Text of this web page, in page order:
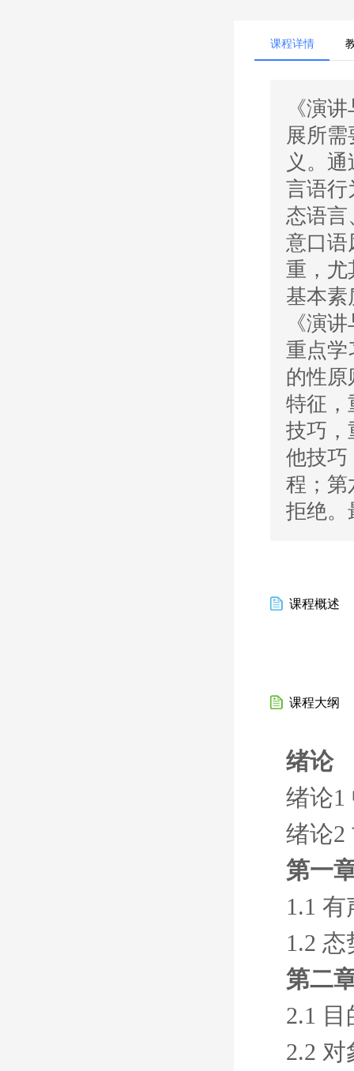
课程详情
《演
展所
义。
言语行
态语言
意口语
重，尤
基本素
《演
重点学
的性原
特征，
技巧，
他技巧
程；第
拒绝。
课程概述
课程大纲
绪论
绪论1
绪论2
第一
1.1
1.2
第二
2.1
2.2